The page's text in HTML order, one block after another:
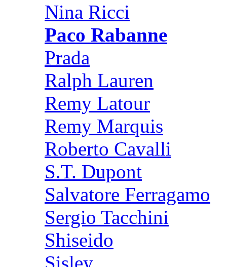
Nina Ricci
Paco Rabanne
Prada
Ralph Lauren
Remy Latour
Remy Marquis
Roberto Cavalli
S.T. Dupont
Salvatore Ferragamo
Sergio Tacchini
Shiseido